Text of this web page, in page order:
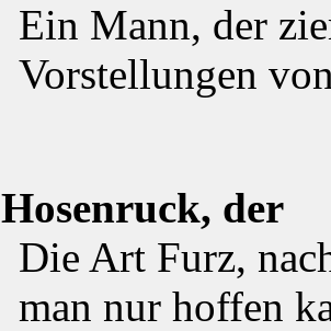
Ein Mann, der
Vorstellungen
Hosenruck, der
Die Art Furz,
man nur hoffen